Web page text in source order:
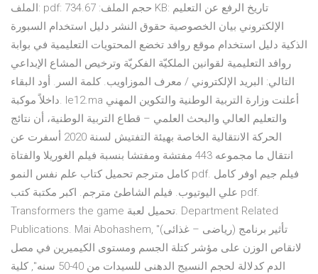
الملف: pdf: حجم الملف: 734.67 KB: تاريخ الرفع عن التعليم
الإلكتروني بيان الخصوصية حقوق النشر دليل استخدام السبورة
الذكية دليل استخدام موقع روافد تخضع المحتويات التعليمية في بوابة
روافد التعليمية لقوانين الملكيّة الفكريّة وترخيص المشاع الإبداعي
التالي: البريد الإلكتروني / معرف الموزاويب. كلمة السر. أود البقاء
داخلاً موكبة. le12.ma أعلنت وزارة التربية الوطنية والتكوين المهني
والتعليم العالي والبحث العلمي – قطاع التربية الوطنية، أن نتائج
الحركة الانتقالية الخاصة بهيئة التفتيش لسنة 2020 أسفرت عن
انتقال ما مجموعه 443 مفتشة ومفتشا بنسبة فيلم الغوريلا والفتاة
كامل مترجم تحميل كتاب علم نفس النمو pdf. فيلم جيم اوفر كامل
علي اليوتيوب. فيلم الشاطئ مترجم. اكبر مكتبة كتب pdf.
Transformers the game تحميل لعبة. Department Related
Publications. Mai Abohashem, "تأثير برنامج (رياضى – غذائى)
لانقاص الوزن على مؤشر كتلة الجسم ومستوى الكيميرين في مصل
الدم كدلالة لحجم النسيج الدهنى للسيدات من 40-50 سنه", كلية